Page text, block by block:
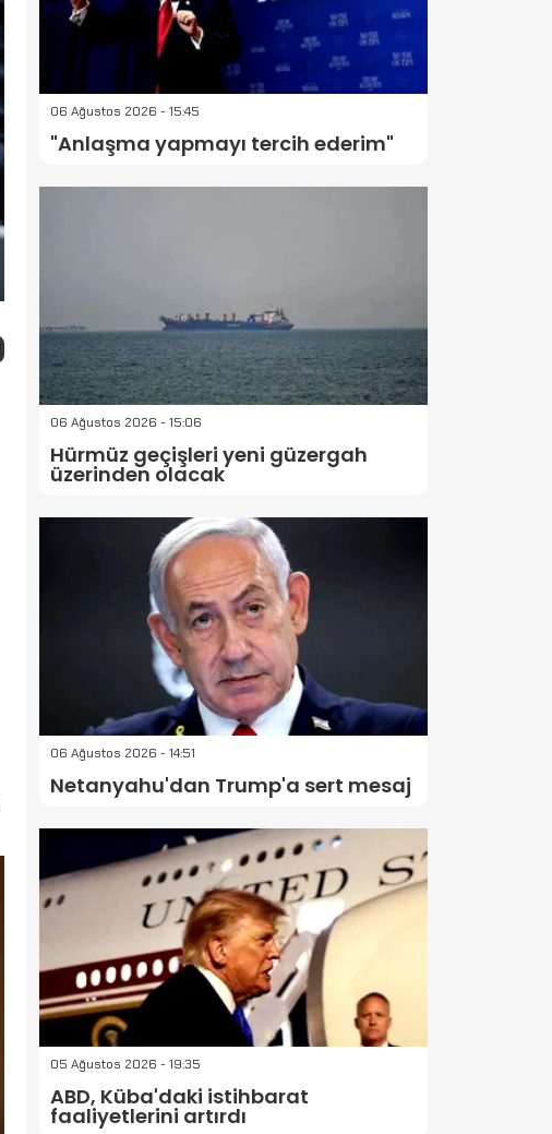
06 Ağustos 2026 - 15:45
"Anlaşma yapmayı tercih ederim"
06 Ağustos 2026 - 15:06
Hürmüz geçişleri yeni güzergah
üzerinden olacak
06 Ağustos 2026 - 14:51
Netanyahu'dan Trump'a sert mesaj
05 Ağustos 2026 - 19:35
ABD, Küba'daki istihbarat
faaliyetlerini artırdı